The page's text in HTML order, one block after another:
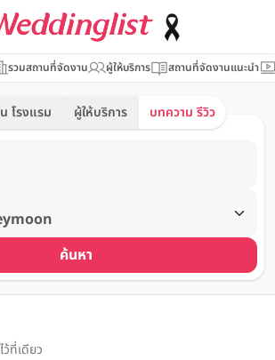
รวมสถานที่จัดงาน ผู้ให้บริการ สถานที่จัดงานแนะนำ
โรงแรม ผู้ให้บริการ บทความ รีวิว
ค้นหา
ที่เดียว